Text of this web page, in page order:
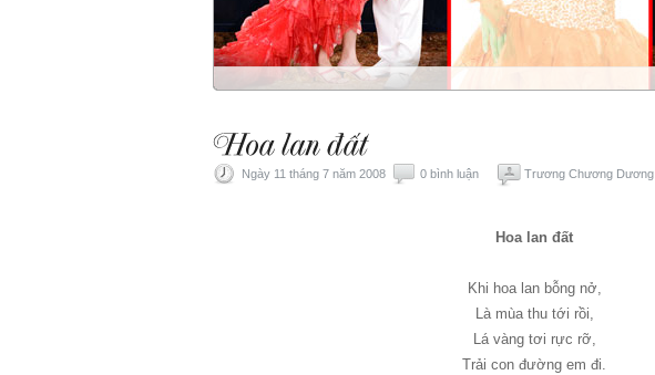
Ngày 11 tháng 7 năm 2008 0 bình luận Trương Chương Dương
Hoa lan đất
Khi hoa lan bỗng nở,
Là mùa thu tới rồi,
Lá vàng tơi rực rỡ,
Trải con đường em đi.